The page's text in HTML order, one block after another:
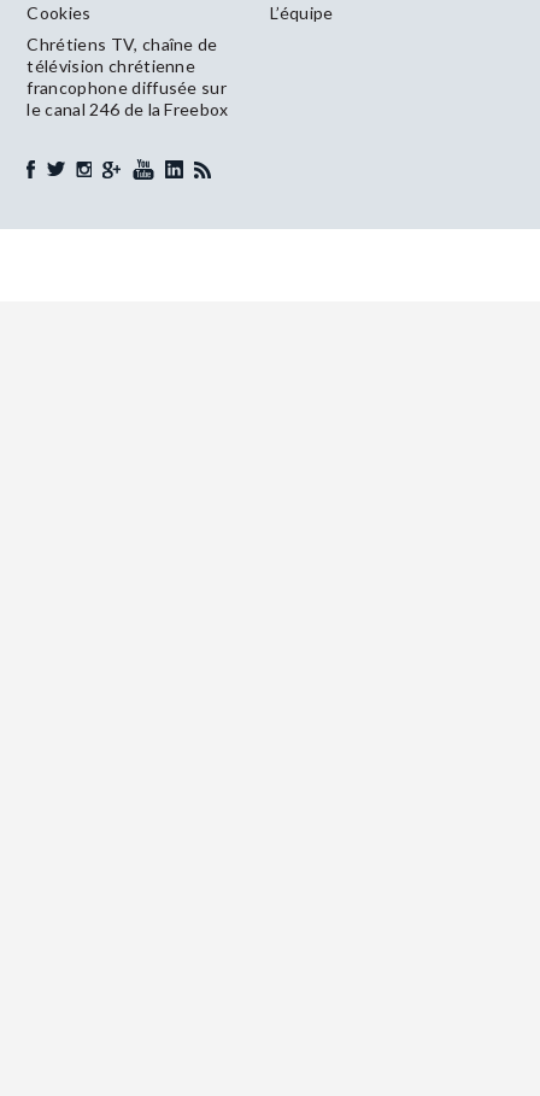
Cookies
L’équipe
Chrétiens TV, chaîne de
télévision chrétienne
francophone diffusée sur
le canal 246 de la Freebox